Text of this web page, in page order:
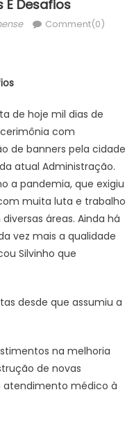
E Desafios
Comment(0)
de hoje mil dias de
com
de banners pela cidade
atual Administração.
a pandemia, que exigiu
muita luta e trabalho
áreas. Ainda há
vez mais a qualidade
Silvinho que
desde que assumiu a
na melhoria
de novas
atendimento médico à